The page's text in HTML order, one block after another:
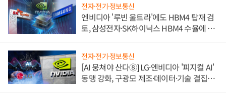
전자·전기·정보통신
엔비디아 '루빈 울트라'에도 HBM4 탑재 검
토, 삼성전자·SK하이닉스 HBM4 수율에 주
전자·전기·정보통신
[AI 뭉쳐야 산다⑧] LG·엔비디아 '피지컬 AI'
동맹 강화, 구광모 제조·데이터·기술 결집